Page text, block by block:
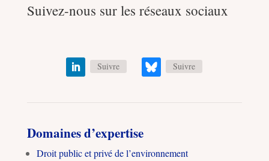
Suivez-nous sur les réseaux sociaux
Suivre Suivre
Domaines d’expertise
Droit public et privé de l’environnement